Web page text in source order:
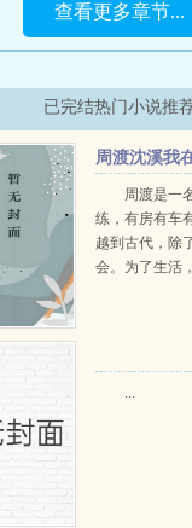
查看更多章节...
已完结热门小说推
周渡沈溪我
当猎户小说
周渡是一
练，有房有车
越到古代，除
会。为了生活
...